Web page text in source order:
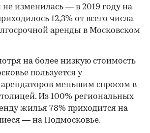
не изменилась — в 2019 году на
12,3% от всего числа
аренды в Московском
на более низкую стоимость
пользуется у
меньшим спросом в
Из 100% региональных
жилья 78% приходится на
— на Подмосковье.